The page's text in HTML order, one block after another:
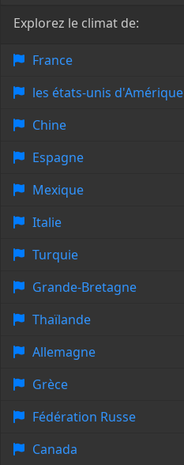
Explorez le climat de:
France
les états-unis d'Amérique
Chine
Espagne
Mexique
Italie
Turquie
Grande-Bretagne
Thaïlande
Allemagne
Grèce
Fédération Russe
Canada